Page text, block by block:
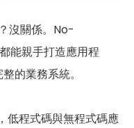
沒關係。No-
能親手打造應用程
的業務系統。
程式碼與無程式碼應